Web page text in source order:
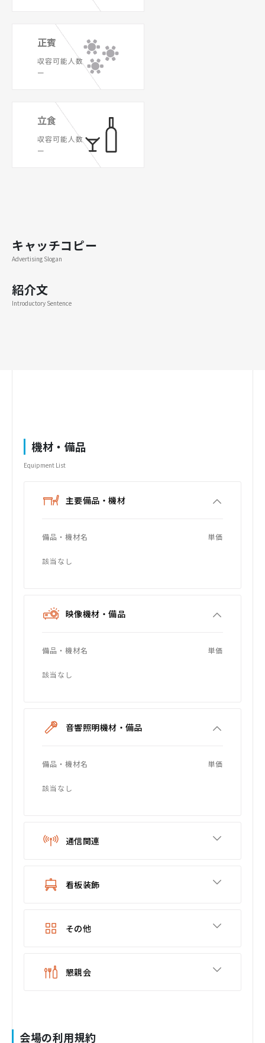
正賓
収容可能人数
ー
立食
収容可能人数
ー
キャッチコピー
Advertising Slogan
紹介文
Introductory Sentence
機材・備品
Equipment List
主要備品・機材
備品・機材名 単価
該当なし
映像機材・備品
備品・機材名 単価
該当なし
音響照明機材・備品
備品・機材名 単価
該当なし
通信関連
看板装飾
その他
懇親会
会場の利用規約